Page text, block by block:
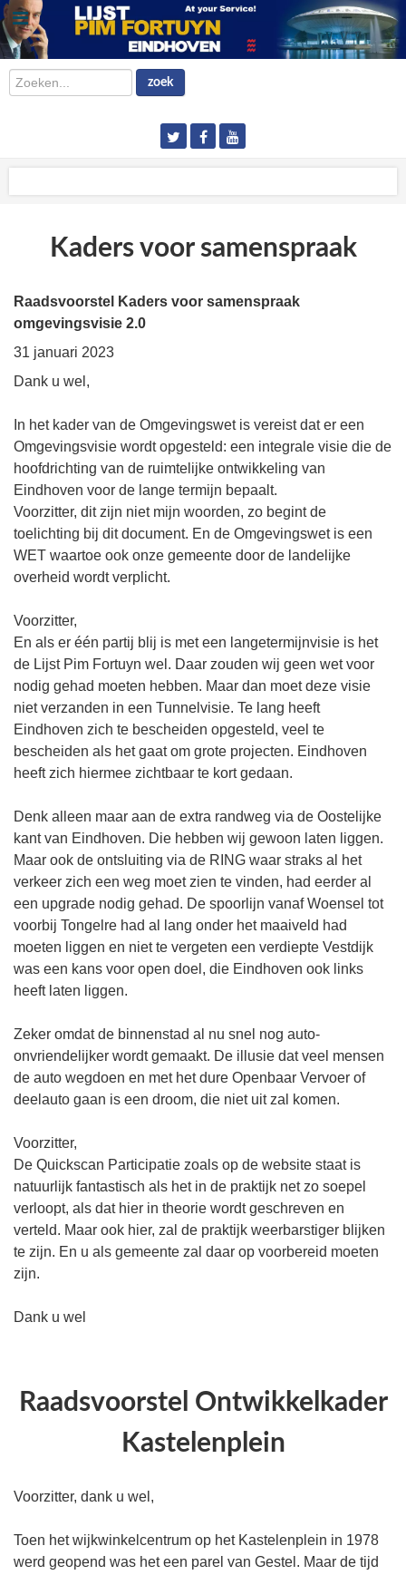
Zoeken... zoek
Kaders voor samenspraak
Raadsvoorstel Kaders voor samenspraak
omgevingsvisie 2.0
31 januari 2023
Dank u wel,
In het kader van de Omgevingswet is vereist dat er een
Omgevingsvisie wordt opgesteld: een integrale visie die de
hoofdrichting van de ruimtelijke ontwikkeling van
Eindhoven voor de lange termijn bepaalt.
Voorzitter, dit zijn niet mijn woorden, zo begint de
toelichting bij dit document. En de Omgevingswet is een
WET waartoe ook onze gemeente door de landelijke
overheid wordt verplicht.
Voorzitter,
En als er één partij blij is met een langetermijnvisie is het
de Lijst Pim Fortuyn wel. Daar zouden wij geen wet voor
nodig gehad moeten hebben. Maar dan moet deze visie
niet verzanden in een Tunnelvisie. Te lang heeft
Eindhoven zich te bescheiden opgesteld, veel te
bescheiden als het gaat om grote projecten. Eindhoven
heeft zich hiermee zichtbaar te kort gedaan.
Denk alleen maar aan de extra randweg via de Oostelijke
kant van Eindhoven. Die hebben wij gewoon laten liggen.
Maar ook de ontsluiting via de RING waar straks al het
verkeer zich een weg moet zien te vinden, had eerder al
een upgrade nodig gehad. De spoorlijn vanaf Woensel tot
voorbij Tongelre had al lang onder het maaiveld had
moeten liggen en niet te vergeten een verdiepte Vestdijk
was een kans voor open doel, die Eindhoven ook links
heeft laten liggen.
Zeker omdat de binnenstad al nu snel nog auto-
onvriendelijker wordt gemaakt. De illusie dat veel mensen
de auto wegdoen en met het dure Openbaar Vervoer of
deelauto gaan is een droom, die niet uit zal komen.
Voorzitter,
De Quickscan Participatie zoals op de website staat is
natuurlijk fantastisch als het in de praktijk net zo soepel
verloopt, als dat hier in theorie wordt geschreven en
verteld. Maar ook hier, zal de praktijk weerbarstiger blijken
te zijn. En u als gemeente zal daar op voorbereid moeten
zijn.
Dank u wel
Raadsvoorstel Ontwikkelkader
Kastelenplein
Voorzitter, dank u wel,
Toen het wijkwinkelcentrum op het Kastelenplein in 1978
werd geopend was het een parel van Gestel. Maar de tijd